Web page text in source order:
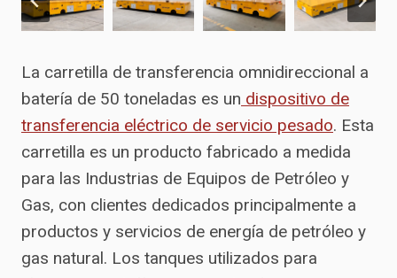
La carretilla de transferencia omnidireccional a
batería de 50 toneladas es un dispositivo de
transferencia eléctrico de servicio pesado. Esta
carretilla es un producto fabricado a medida
para las Industrias de Equipos de Petróleo y
Gas, con clientes dedicados principalmente a
productos y servicios de energía de petróleo y
gas natural. Los tanques utilizados para